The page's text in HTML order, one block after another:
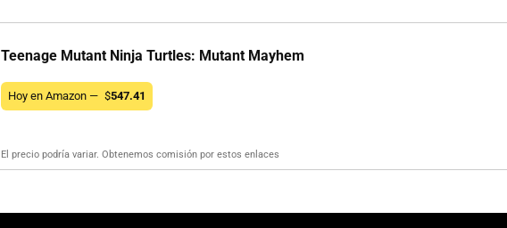
Teenage Mutant Ninja Turtles: Mutant Mayhem
Hoy en Amazon — $547.41
El precio podría variar. Obtenemos comisión por estos enlaces